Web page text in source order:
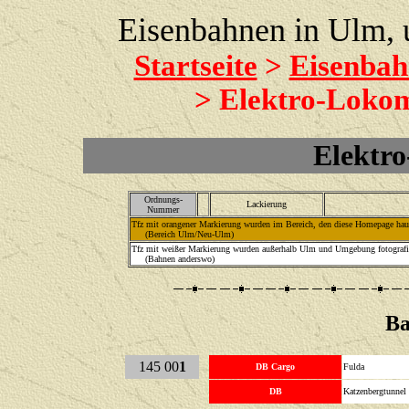
Eisenbahnen in
Startseite>
> Elektro-
Ordnungs-
Nummer
Lackierung
Tfz mit orangener Markierung wurden im Bereich, den diese Homepage
(Bereich Ulm/Neu-Ulm)
Tfz mit weißer Markierung wurden außerhalb Ulm und Umgebung
(Bahnen anderswo)
145 001 DB Cargo Fulda
DB